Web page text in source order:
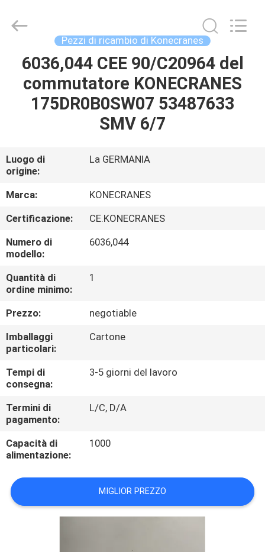
CASA
PRODOTTI
NOI
GIRO
DELLA
FABBRICA
CONTROLLO
DI
QUALITÀ
CONTATTICI
RICHIEDA
UNA
CITAZIONE
DEL
SITO
Rights
Reserved.
Pezzi di ricambio di Konecranes
6036,044 CEE 90/C20964 del
commutatore KONECRANES
175DR0B0SW07 53487633
SMV 6/7
Luogo di
origine:
La GERMANIA
Marca:
KONECRANES
Certificazione:
CE.KONECRANES
Numero di
modello:
6036,044
Quantità di
ordine minimo:
1
Prezzo:
negotiable
Imballaggi
particolari:
Cartone
Tempi di
consegna:
3-5 giorni del lavoro
Termini di
pagamento:
L/C, D/A
Capacità di
alimentazione:
1000
MIGLIOR PREZZO